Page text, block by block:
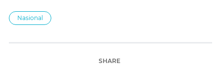
Nasional
SHARE